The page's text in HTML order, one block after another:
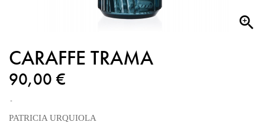

CARAFFE TRAMA
90,00 €
PATRICIA URQUIOLA